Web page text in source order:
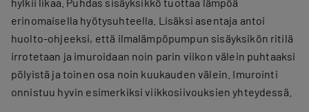
erinomaisella hyötysuhteella. Lisäksi asentaja antoi
huolto-ohjeeksi, että ilmalämpöpumpun sisäyksikön ritilä
irrotetaan ja imuroidaan noin parin viikon välein puhtaaksi
pölyistä ja toinen osa noin kuukauden välein. Imurointi
onnistuu hyvin esimerkiksi viikkosiivouksien yhteydessä.